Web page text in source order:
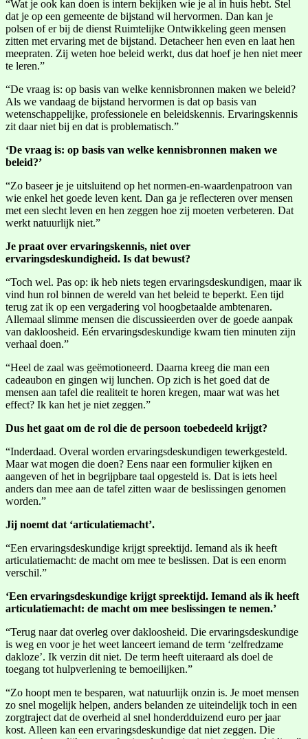
“Wat je ook kan doen is intern bekijken wie je al in huis hebt. Stel
dat je op een gemeente de bijstand wil hervormen. Dan kan je
polsen of er bij de dienst Ruimtelijke Ontwikkeling geen mensen
zitten met ervaring met de bijstand. Detacheer hen even en laat hen
meepraten. Zij weten hoe beleid werkt, dus dat hoef je hen niet meer
te leren.”
“De vraag is: op basis van welke kennisbronnen maken we beleid?
Als we vandaag de bijstand hervormen is dat op basis van
wetenschappelijke, professionele en beleidskennis. Ervaringskennis
zit daar niet bij en dat is problematisch.”
‘De vraag is: op basis van welke kennisbronnen maken we
beleid?’
“Zo baseer je je uitsluitend op het normen-en-waardenpatroon van
wie enkel het goede leven kent. Dan ga je reflecteren over mensen
met een slecht leven en hen zeggen hoe zij moeten verbeteren. Dat
werkt natuurlijk niet.”
Je praat over ervaringskennis, niet over
ervaringsdeskundigheid. Is dat bewust?
“Toch wel. Pas op: ik heb niets tegen ervaringsdeskundigen, maar ik
vind hun rol binnen de wereld van het beleid te beperkt. Een tijd
terug zat ik op een vergadering vol hoogbetaalde ambtenaren.
Allemaal slimme mensen die discussieerden over de goede aanpak
van dakloosheid. Eén ervaringsdeskundige kwam tien minuten zijn
verhaal doen.”
“Heel de zaal was geëmotioneerd. Daarna kreeg die man een
cadeaubon en gingen wij lunchen. Op zich is het goed dat de
mensen aan tafel die realiteit te horen kregen, maar wat was het
effect? Ik kan het je niet zeggen.”
Dus het gaat om de rol die de persoon toebedeeld krijgt?
“Inderdaad. Overal worden ervaringsdeskundigen tewerkgesteld.
Maar wat mogen die doen? Eens naar een formulier kijken en
aangeven of het in begrijpbare taal opgesteld is. Dat is iets heel
anders dan mee aan de tafel zitten waar de beslissingen genomen
worden.”
Jij noemt dat ‘articulatiemacht’.
“Een ervaringsdeskundige krijgt spreektijd. Iemand als ik heeft
articulatiemacht: de macht om mee te beslissen. Dat is een enorm
verschil.”
‘Een ervaringsdeskundige krijgt spreektijd. Iemand als ik heeft
articulatiemacht: de macht om mee beslissingen te nemen.’
“Terug naar dat overleg over dakloosheid. Die ervaringsdeskundige
is weg en voor je het weet lanceert iemand de term ‘zelfredzame
dakloze’. Ik verzin dit niet. De term heeft uiteraard als doel de
toegang tot hulpverlening te bemoeilijken.”
“Zo hoopt men te besparen, wat natuurlijk onzin is. Je moet mensen
zo snel mogelijk helpen, anders belanden ze uiteindelijk toch in een
zorgtraject dat de overheid al snel honderdduizend euro per jaar
kost. Alleen kan een ervaringsdeskundige dat niet zeggen. Die